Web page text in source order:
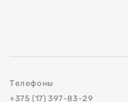
Телефоны
+375 (17) 397-83-29